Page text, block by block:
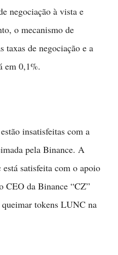
negociação à vista e
o mecanismo de
taxas de negociação e a
em 0,1%.
insatisfeitas com a
pela Binance. A
satisfeita com o apoio
CEO da Binance “CZ”
queimar tokens LUNC na